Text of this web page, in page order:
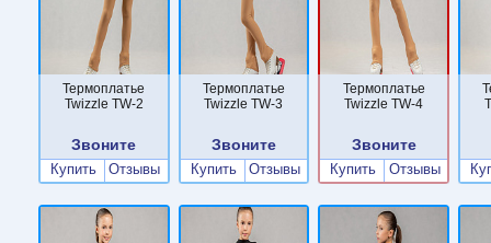
Термоплатье
Twizzle TW-2
Звоните
Купить Отзывы
Термоплатье
Twizzle TW-3
Звоните
Купить Отзывы
Термоплатье
Twizzle TW-4
Звоните
Купить Отзывы